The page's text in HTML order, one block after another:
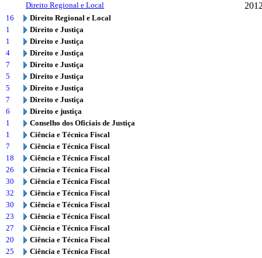
Direito Regional e Local
16
Direito Regional e Local
1
Direito e Justiça
1
Direito e Justiça
4
Direito e Justiça
7
Direito e Justiça
5
Direito e Justiça
5
Direito e Justiça
7
Direito e Justiça
6
Direito e justiça
1
Conselho dos Oficiais de Justiça
1
Ciência e Técnica Fiscal
7
Ciência e Técnica Fiscal
18
Ciência e Técnica Fiscal
26
Ciência e Técnica Fiscal
30
Ciência e Técnica Fiscal
32
Ciência e Técnica Fiscal
30
Ciência e Técnica Fiscal
23
Ciência e Técnica Fiscal
27
Ciência e Técnica Fiscal
20
Ciência e Técnica Fiscal
25
Ciência e Técnica Fiscal